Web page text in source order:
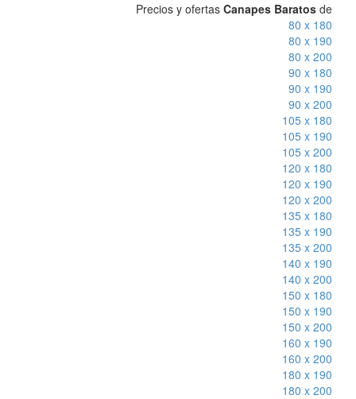
Precios y ofertas Canapes Baratos de
80 x 180
80 x 190
80 x 200
90 x 180
90 x 190
90 x 200
105 x 180
105 x 190
105 x 200
120 x 180
120 x 190
120 x 200
135 x 180
135 x 190
135 x 200
140 x 190
140 x 200
150 x 180
150 x 190
150 x 200
160 x 190
160 x 200
180 x 190
180 x 200